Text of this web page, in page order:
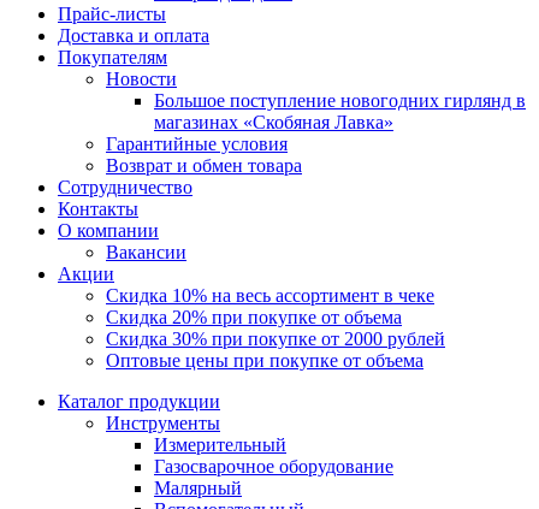
Прайс-листы
Доставка и оплата
Покупателям
Новости
Большое поступление новогодних гирлянд в
магазинах «Скобяная Лавка»
Гарантийные условия
Возврат и обмен товара
Сотрудничество
Контакты
О компании
Вакансии
Акции
Скидка 10% на весь ассортимент в чеке
Скидка 20% при покупке от объема
Скидка 30% при покупке от 2000 рублей
Оптовые цены при покупке от объема
Каталог продукции
Инструменты
Измерительный
Газосварочное оборудование
Малярный